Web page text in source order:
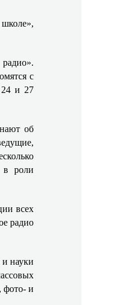
с
24 и 27
об
в роли
всех
радио
и науки
фото- и